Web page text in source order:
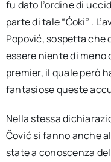
fu dato l’ordine di
parte di tale “Ćoki” .
Popović, sospetta che
essere niente di meno
premier, il quale però
fantasiose queste
Nella stessa
Čović si fanno anche
state a conoscenza